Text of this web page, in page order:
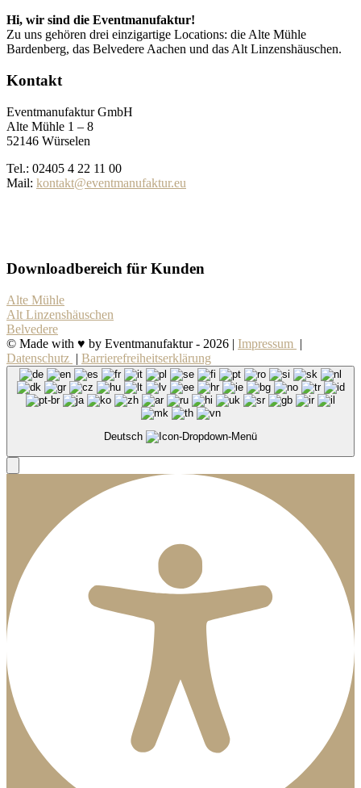
Hi, wir sind die Eventmanufaktur!
Zu uns gehören drei einzigartige Locations: die Alte Mühle
Bardenberg, das Belvedere Aachen und das Alt Linzenshäuschen.
Kontakt
Eventmanufaktur GmbH
Alte Mühle 1 – 8
52146 Würselen
Tel.: 02405 4 22 11 00
Mail: kontakt@eventmanufaktur.eu
Downloadbereich für Kunden
Alte Mühle
Alt Linzenshäuschen
Belvedere
© Made with ♥ by Eventmanufaktur - 2026 | Impressum |
Datenschutz | Barrierefreiheitserklärung
Deutsch